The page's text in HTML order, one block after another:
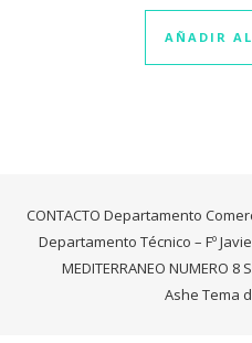
3.08
de 5
AÑADIR
CONTACTO Departamento
Departamento Técnico – Fº
MEDITERRANEO NUMERO 8
Ashe Tema